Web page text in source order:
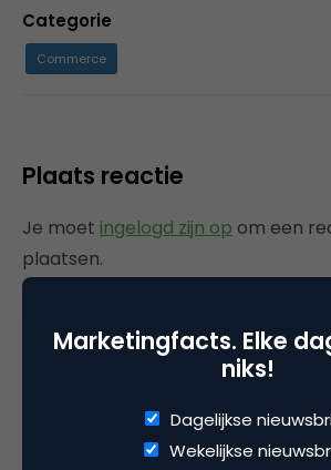
Categorie
Commerce
Plaats reactie
Je moet ingelogd zijn op om een
plaatsen.
Gerelateerde artikelen
Rebel with or
Wake-upcall
Marketingfacts. Elke
niks!
Dagelijkse
Wekelijkse